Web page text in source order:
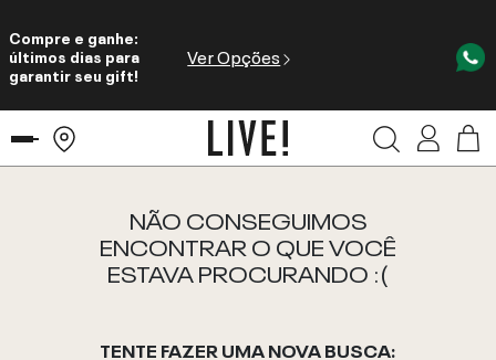
Compre e ganhe:
últimos dias para
garantir seu gift!
Ver Opções
NÃO CONSEGUIMOS
ENCONTRAR O QUE VOCÊ
ESTAVA PROCURANDO :(
TENTE FAZER UMA NOVA BUSCA: